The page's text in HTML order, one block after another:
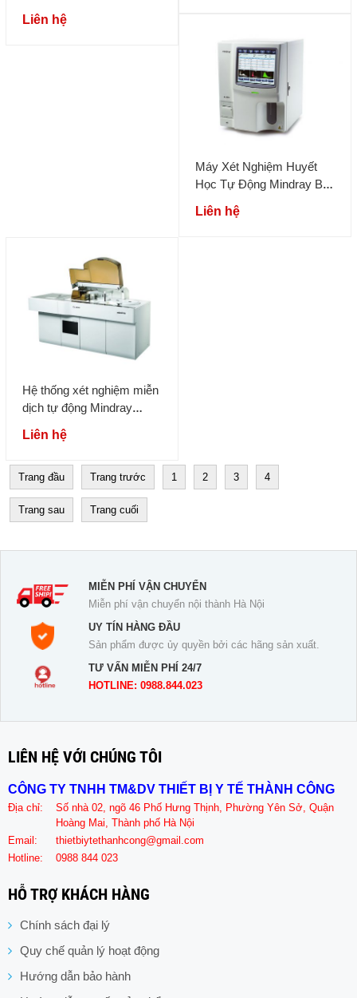
Liên hệ
Máy Xét Nghiệm Huyết
Học Tự Động Mindray BC
Liên hệ
Hệ thống xét nghiệm miễn
dịch tự động Mindray
Liên hệ
Trang đầu Trang trước 1 2 3 4
Trang sau Trang cuối
MIỄN PHÍ VẬN CHUYỂN
Miễn phí vận chuyển nội thành Hà Nội
UY TÍN HÀNG ĐẦU
Sản phẩm được ủy quyền bởi các hãng sản xuất.
TƯ VẤN MIỄN PHÍ 24/7
HOTLINE: 0988.844.023
LIÊN HỆ VỚI CHÚNG TÔI
CÔNG TY TNHH TM&DV THIẾT BỊ Y TẾ THÀNH CÔNG
Địa chỉ:
Số nhà 02, ngõ 46 Phố Hưng Thịnh, Phường Yên Sở, Quận
Hoàng Mai, Thành phố Hà Nội
Email:
thietbiytethanhcong@gmail.com
Hotline:
0988 844 023
HỖ TRỢ KHÁCH HÀNG
Chính sách đại lý
Quy chế quản lý hoạt động
Hướng dẫn bảo hành